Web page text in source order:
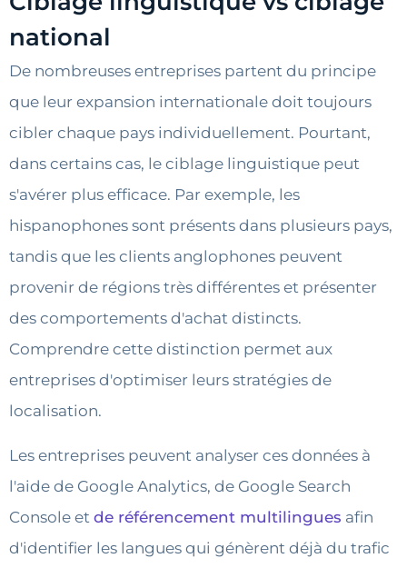
national
De nombreuses entreprises partent du principe
que leur expansion internationale doit toujours
cibler chaque pays individuellement. Pourtant,
dans certains cas, le ciblage linguistique peut
s'avérer plus efficace. Par exemple, les
hispanophones sont présents dans plusieurs pays,
tandis que les clients anglophones peuvent
provenir de régions très différentes et présenter
des comportements d'achat distincts.
Comprendre cette distinction permet aux
entreprises d'optimiser leurs stratégies de
localisation.
Les entreprises peuvent analyser ces données à
l'aide de Google Analytics, de Google Search
Console et de référencement multilingues afin
d'identifier les langues qui génèrent déjà du trafic